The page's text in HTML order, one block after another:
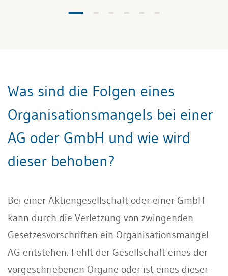
Was sind die Folgen eines
Organisationsmangels bei einer
AG oder GmbH und wie wird
dieser behoben?
Bei einer Aktiengesellschaft oder einer GmbH
kann durch die Verletzung von zwingenden
Gesetzesvorschriften ein Organisationsmangel
AG entstehen. Fehlt der Gesellschaft eines der
vorgeschriebenen Organe oder ist eines dieser